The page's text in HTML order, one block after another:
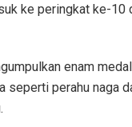
ke peringkat ke-10
enam
perahu naga